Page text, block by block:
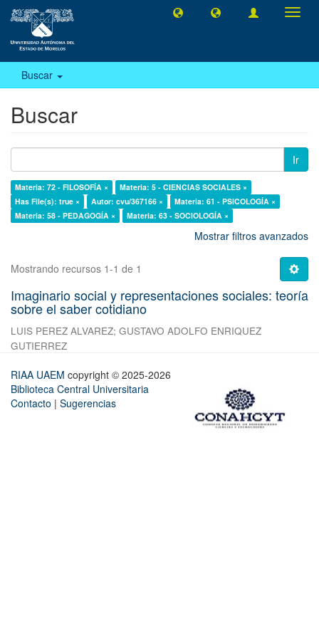
Buscar
Buscar
Ir
Materia: 72 - FILOSOFÍA ×
Materia: 5 - CIENCIAS SOCIALES ×
Has File(s): true ×
Autor: cvu/367166 ×
Materia: 61 - PSICOLOGÍA ×
Materia: 58 - PEDAGOGÍA ×
Materia: 63 - SOCIOLOGÍA ×
Mostrar filtros avanzados
Mostrando recursos 1-1 de 1
Imaginario social y representaciones sociales: teoría
sobre el saber cotidiano
LUIS PEREZ ALVAREZ; GUSTAVO ADOLFO ENRIQUEZ
GUTIERREZ
RIAA UAEM copyright © 2025-2026
Biblioteca Central Universitaria
Contacto | Sugerencias